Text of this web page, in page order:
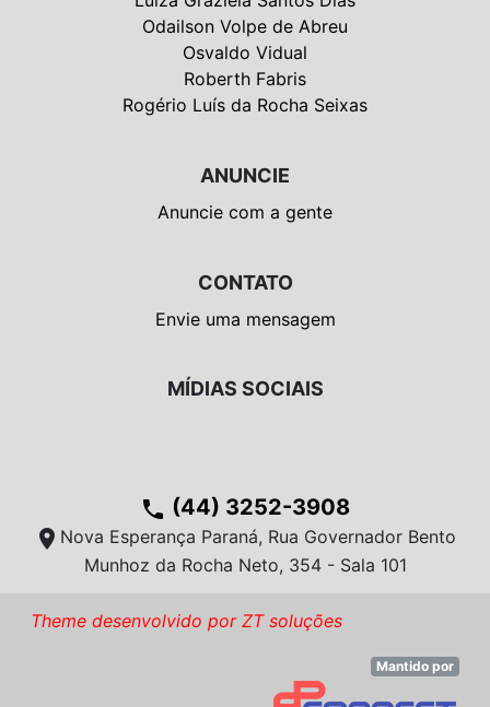
Odailson Volpe de Abreu
Osvaldo Vidual
Roberth Fabris
Rogério Luís da Rocha Seixas
ANUNCIE
Anuncie com a gente
CONTATO
Envie uma mensagem
MÍDIAS SOCIAIS
phone (44) 3252-3908
location_on Nova Esperança Paraná, Rua Governador Bento
Munhoz da Rocha Neto, 354 - Sala 101
Theme desenvolvido por ZT soluções
Mantido por